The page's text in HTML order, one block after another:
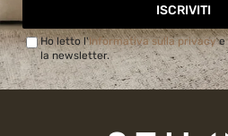
ISCRIVITI
Ho letto l'Informativa sulla privacye
la newsletter.